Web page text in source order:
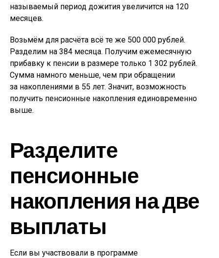
называемый период дожития увеличится на 120
месяцев.
Возьмём для расчёта всё те же 500 000 рублей.
Разделим на 384 месяца. Получим ежемесячную
прибавку к пенсии в размере только 1 302 рублей.
Сумма намного меньше, чем при обращении
за накоплениями в 55 лет. Значит, возможность
получить пенсионные накопления единовременно
выше.
Разделите
пенсионные
накопления на две
выплаты
Если вы участвовали в программе